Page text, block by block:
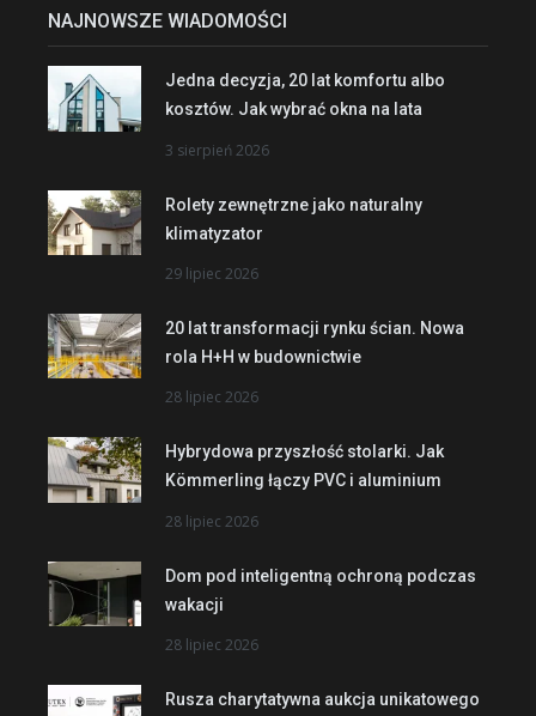
NAJNOWSZE WIADOMOŚCI
Jedna decyzja, 20 lat komfortu albo
kosztów. Jak wybrać okna na lata
3 sierpień 2026
Rolety zewnętrzne jako naturalny
klimatyzator
29 lipiec 2026
20 lat transformacji rynku ścian. Nowa
rola H+H w budownictwie
28 lipiec 2026
Hybrydowa przyszłość stolarki. Jak
Kömmerling łączy PVC i aluminium
28 lipiec 2026
Dom pod inteligentną ochroną podczas
wakacji
28 lipiec 2026
Rusza charytatywna aukcja unikatowego